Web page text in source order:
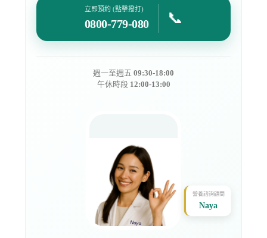
立即預約 (點擊撥打)
0800-779-080 📞
週一至週五 09:30-18:00
午休時段 12:00-13:00
營養諮詢顧問
Naya